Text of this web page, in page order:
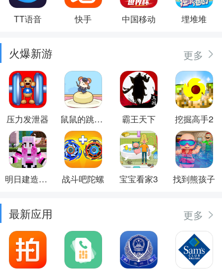
TT语音 快手 中国移动 埋堆堆
火爆新游 更多
压力发泄器 鼠鼠的跳跃冒险 霸王天下 挖掘高手2
明日建造大师 战斗吧陀螺 宝宝看家3 找到熊孩子
最新应用 更多